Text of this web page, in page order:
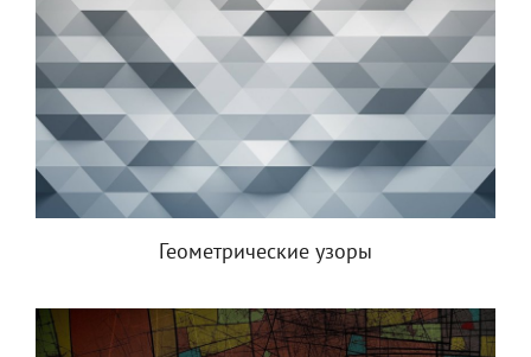
Геометрические узоры